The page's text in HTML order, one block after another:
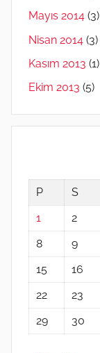
Mayıs 2014 (3)
Nisan 2014 (3)
Kasım 2013 (1)
Ekim 2013 (5)
P
S
1
2
8
9
15
16
22
23
29
30